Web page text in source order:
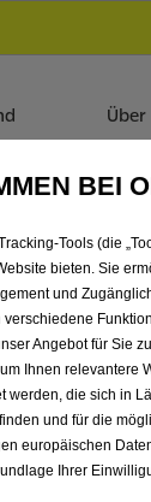
BEI
Tools (die
bieten. Sie
und
Angebot für Sie
Ihnen relevantere
werden, die sich in
und für die
europäischen
Ihrer